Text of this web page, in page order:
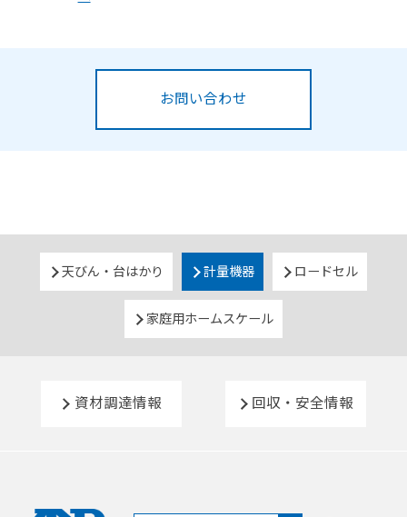
お問い合わせ
天びん・台はかり 計量機器 ロードセル
家庭用ホームスケール
資材調達情報 回収・安全情報